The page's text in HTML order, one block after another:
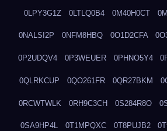
0LPY3G1Z 0LTLQ0B4 0M40H0CT
0NALSI2P 0NFM8HBQ 0O1D2CFA
0P2UDQV4 0P3WEUER 0PHNO5Y4
0QLRKCUP 0QO261FR 0QR27BKM
0RCWTWLK 0RH9C3CH 0S284R8O
0SA9HP4L 0T1MPQXC 0T8PUJB2